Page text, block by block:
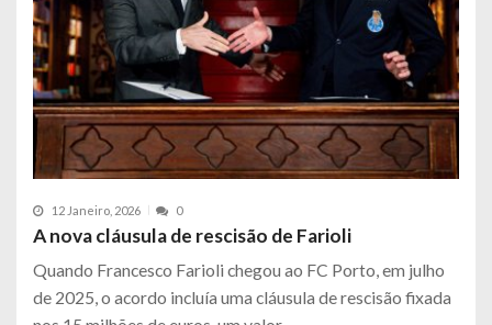
12 Janeiro, 2026 0
A nova cláusula de rescisão de Farioli
Quando Francesco Farioli chegou ao FC Porto, em julho
de 2025, o acordo incluía uma cláusula de rescisão fixada